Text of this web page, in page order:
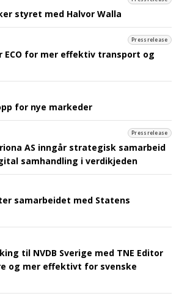
styret med Halvor Walla
Pressrelease
ECO for mer effektiv transport og
for nye markeder
Pressrelease
AS inngår strategisk samarbeid
samhandling i verdikjeden
samarbeidet med Statens
til NVDB Sverige med TNE Editor
og mer effektivt for svenske